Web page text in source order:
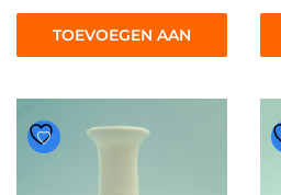
TOEVOEGEN AAN